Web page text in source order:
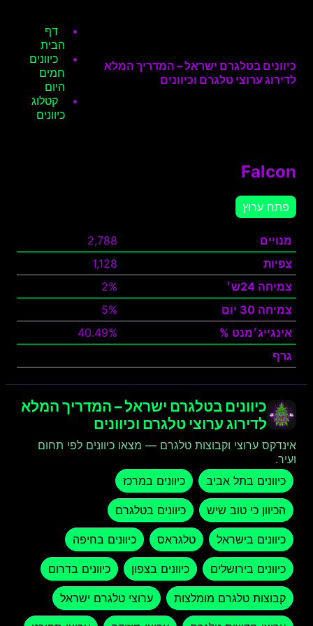
כיוונים בטלגרם ישראל – המדריך המלא
לדירוג ערוצי טלגרם וכיוונים
דף
הבית
כיוונים
חמים
היום
קטלוג
כיוונים
Falcon
פתח ערוץ
מנויים
2,788
צפיות
1,128
צמיחה 24ש׳
2%
צמיחה 30 יום
5%
אינגייג׳מנט %
40.49%
גרף
כיוונים בטלגרם ישראל – המדריך המלא
לדירוג ערוצי טלגרם וכיוונים
אינדקס ערוצי וקבוצות טלגרם — מצאו כיוונים לפי תחום
ועיר.
כיוונים בתל אביב
כיוונים במרכז
הכיוון כי טוב שיש כיוונים בטלגרם
כיוונים בישראל טלגראס כיוונים בחיפה
כיוונים בירושלים כיוונים בצפון כיוונים בדרום
קבוצות טלגרם מומלצות ערוצי טלגרם ישראל